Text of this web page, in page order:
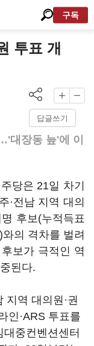
구독
투표 개
답글쓰기
대장동 늪'에 이
당은 21일 차기
·전남 지역 대의
후보(누적득표
의 격차를 벌려
보가 극적인 역
된다.
지역 대의원·권
인·ARS 투표를
중컨벤션센터